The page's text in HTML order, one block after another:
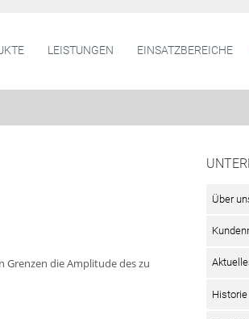
LEISTUNGEN EINSATZBEREICHE
Grenzen die Amplitude des zu
Über
Historie